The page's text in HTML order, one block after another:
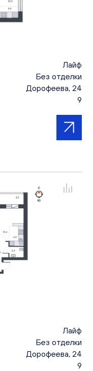
Лайф
Без отделки
Дорофеева, 24
9
Лайф
Без отделки
Дорофеева, 24
9